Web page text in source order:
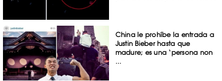
China le prohíbe la entrada a
Justin Bieber hasta que
madure; es una ‘persona non
...